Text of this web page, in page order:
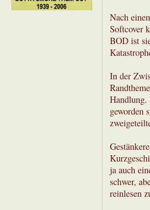
Nach
Softcover
BOD ist
In der
Handlung.
geworden
ja auch
schwer,
reinlesen